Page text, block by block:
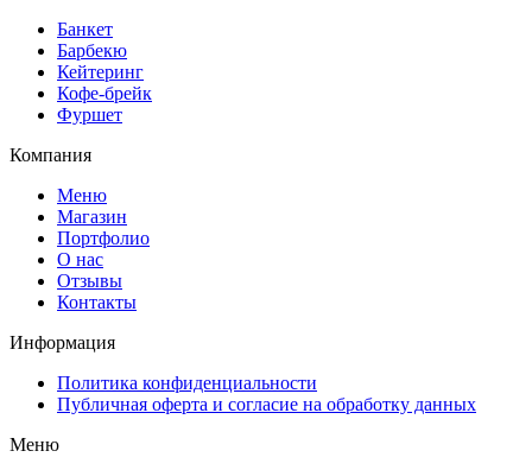
Банкет
Барбекю
Кейтеринг
Кофе-брейк
Фуршет
Компания
Меню
Магазин
Портфолио
О нас
Отзывы
Контакты
Информация
Политика конфиденциальности
Публичная оферта и согласие на обработку данных
Меню